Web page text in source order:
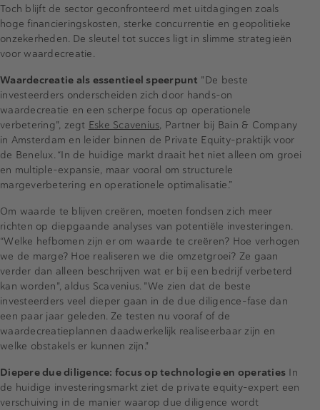
Toch blijft de sector geconfronteerd met uitdagingen zoals
hoge financieringskosten, sterke concurrentie en geopolitieke
onzekerheden. De sleutel tot succes ligt in slimme strategieën
voor waardecreatie.
Waardecreatie als essentieel speerpunt "De beste
investeerders onderscheiden zich door hands-on
waardecreatie en een scherpe focus op operationele
verbetering", zegt Eske Scavenius, Partner bij Bain & Company
in Amsterdam en leider binnen de Private Equity-praktijk voor
de Benelux. “In de huidige markt draait het niet alleen om groei
en multiple-expansie, maar vooral om structurele
margeverbetering en operationele optimalisatie.”
Om waarde te blijven creëren, moeten fondsen zich meer
richten op diepgaande analyses van potentiële investeringen.
“Welke hefbomen zijn er om waarde te creëren? Hoe verhogen
we de marge? Hoe realiseren we die omzetgroei? Ze gaan
verder dan alleen beschrijven wat er bij een bedrijf verbeterd
kan worden", aldus Scavenius. "We zien dat de beste
investeerders veel dieper gaan in de due diligence-fase dan
een paar jaar geleden. Ze testen nu vooraf of de
waardecreatieplannen daadwerkelijk realiseerbaar zijn en
welke obstakels er kunnen zijn."
Diepere due diligence: focus op technologie en operaties In
de huidige investeringsmarkt ziet de private equity-expert een
verschuiving in de manier waarop due diligence wordt